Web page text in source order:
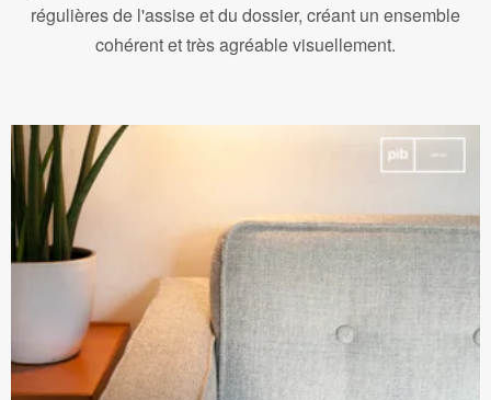
régulières de l'assise et du dossier, créant un ensemble
cohérent et très agréable visuellement.